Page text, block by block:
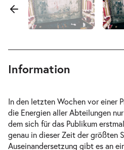
Vor der Premiere
So. 15.11.2026
Vor der Premiere
Information
In den letzten Wochen vor einer
die Energien aller Abteilungen nur
dem sich für das Publikum
genau in dieser Zeit der größten
Auseinandersetzung gibt es an